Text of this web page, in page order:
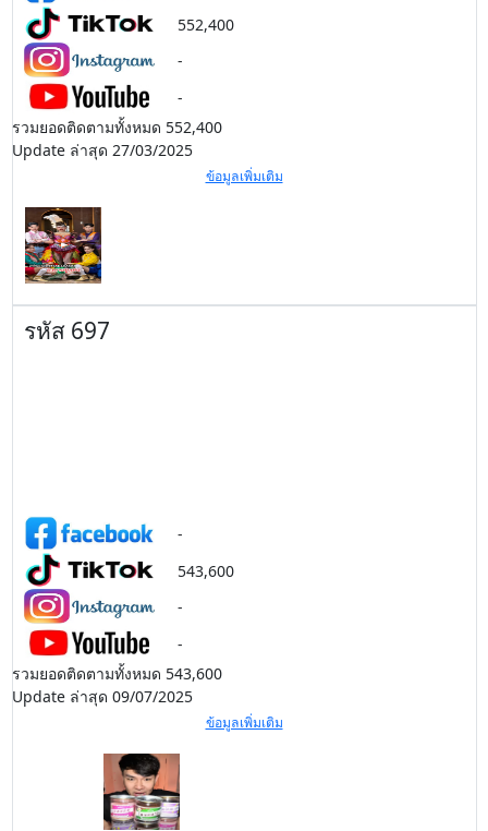
552,400
-
-
รวมยอดติดตามทั้งหมด 552,400
Update ล่าสุด 27/03/2025
ข้อมูลเพิ่มเติม
รหัส 697
-
543,600
-
-
รวมยอดติดตามทั้งหมด 543,600
Update ล่าสุด 09/07/2025
ข้อมูลเพิ่มเติม